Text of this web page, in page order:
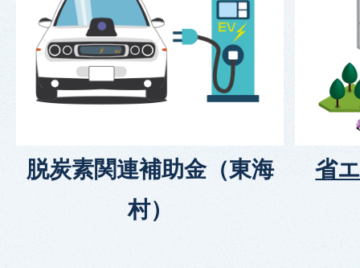
脱炭素関連補助金（東海
村）
省